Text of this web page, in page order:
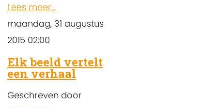
Lees meer...
maandag, 31 augustus
2015 02:00
Elk beeld vertelt
een verhaal
Geschreven door